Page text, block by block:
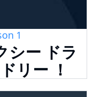
1
シー ドラ
リー ！